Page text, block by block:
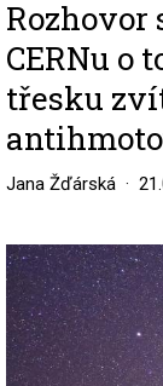
CERNu o
třesku
Jana Žďárská
Image